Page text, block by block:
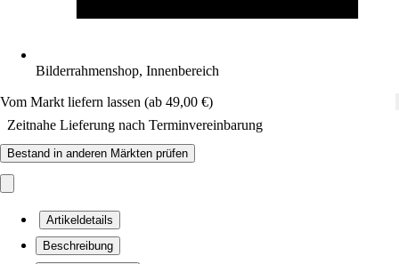
Bilderrahmenshop, Innenbereich
Vom Markt liefern lassen (ab 49,00 €)
Zeitnahe Lieferung nach Terminvereinbarung
Bestand in anderen Märkten prüfen
Artikeldetails
Beschreibung